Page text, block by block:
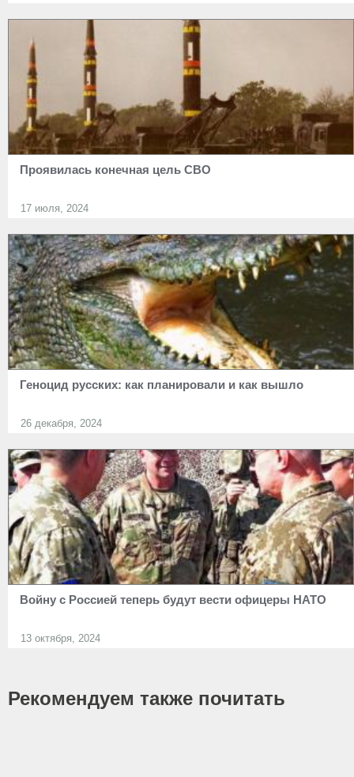
Проявилась конечная цель СВО
17 июля, 2024
Геноцид русских: как планировали и как вышло
26 декабря, 2024
Войну с Россией теперь будут вести офицеры НАТО
13 октября, 2024
Рекомендуем также почитать